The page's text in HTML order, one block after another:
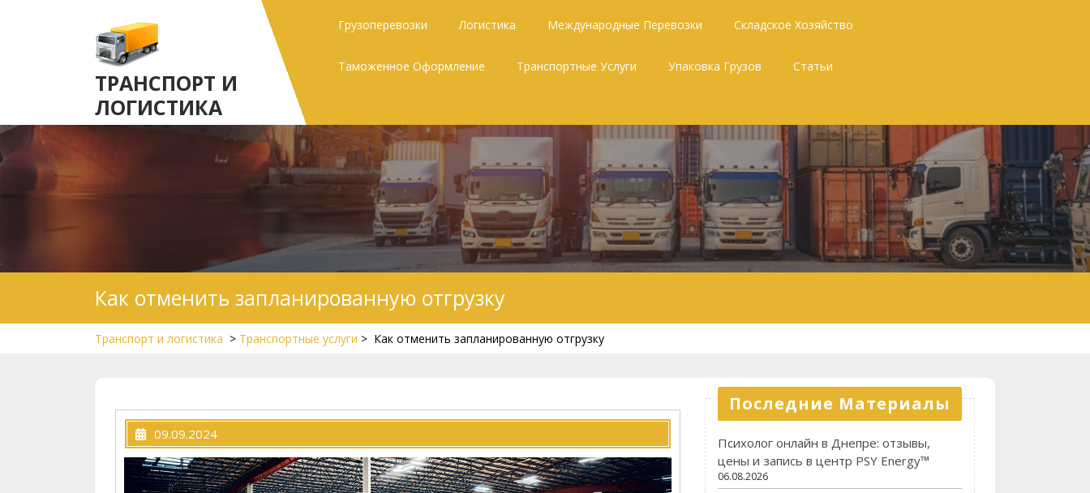
ТРАНСПОРТ И
ЛОГИСТИКА
Грузоперевозки Логистика Международные Перевозки Складское Хозяйство
Таможенное Оформление Транспортные Услуги Упаковка Грузов Статьи
Как отменить запланированную отгрузку
Транспорт и логистика > Транспортные услуги > Как отменить запланированную отгрузку
09.09.2024
Последние Материалы
Психолог онлайн в Днепре: отзывы,
цены и запись в центр PSY Energy™
06.08.2026